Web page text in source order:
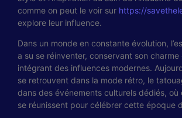
comme on peut le voir sur https://
explore leur influence.
Dans un monde en constante évolution,
a su se réinventer, conservant son charme
intégrant des influences modernes.
se retrouvent dans la mode rétro, le
dans des événements culturels dédiés, où
se réunissent pour célébrer cette époque